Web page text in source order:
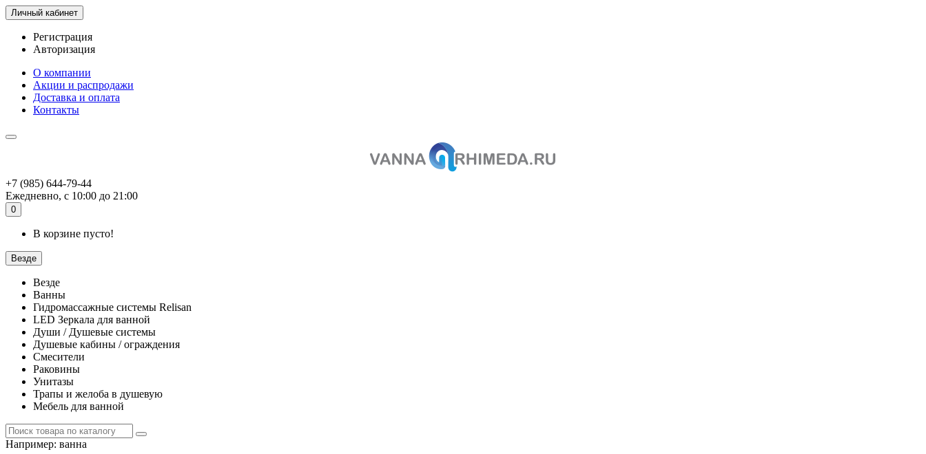
Личный кабинет
Регистрация
Авторизация
О компании
Акции и распродажи
Доставка и оплата
Контакты
+7 (985) 644-79-44
Ежедневно, с 10:00 до 21:00
0
В корзине пусто!
Везде
Везде
Ванны
Гидромассажные системы Relisan
LED Зеркала для ванной
Души / Душевые системы
Душевые кабины / ограждения
Смесители
Раковины
Унитазы
Трапы и желоба в душевую
Мебель для ванной
Например: ванна